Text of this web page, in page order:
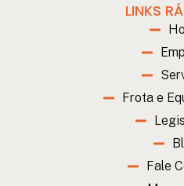
LINKS
Frota e
Fale